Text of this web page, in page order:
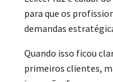
para que os
demandas
Quando isso ficou
primeiros clientes,